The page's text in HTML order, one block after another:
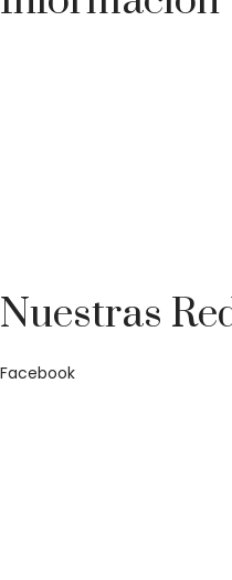
Nuestras
Facebook